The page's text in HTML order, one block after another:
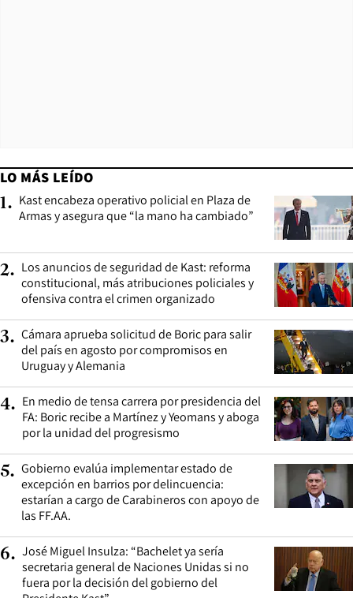
LO MÁS LEÍDO
1. Kast encabeza operativo policial en Plaza de
Armas y asegura que “la mano ha cambiado”
2. Los anuncios de seguridad de Kast: reforma
constitucional, más atribuciones policiales y
ofensiva contra el crimen organizado
3. Cámara aprueba solicitud de Boric para salir
del país en agosto por compromisos en
Uruguay y Alemania
4. En medio de tensa carrera por presidencia del
FA: Boric recibe a Martínez y Yeomans y aboga
por la unidad del progresismo
5. Gobierno evalúa implementar estado de
excepción en barrios por delincuencia:
estarían a cargo de Carabineros con apoyo de
las FF.AA.
6. José Miguel Insulza: “Bachelet ya sería
secretaria general de Naciones Unidas si no
fuera por la decisión del gobierno del